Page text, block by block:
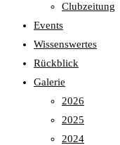
Clubzeitung
Events
Wissenswertes
Rückblick
Galerie
2026
2025
2024